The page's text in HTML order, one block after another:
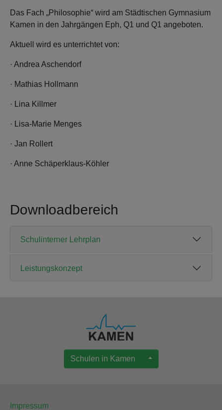
Das Fach „Philosophie“ wird am Städtischen Gymnasium
Kamen in den Jahrgängen Eph, Q1 und Q1 angeboten.
Aktuell wird es unterrichtet von:
· Andrea Aschendorf
· Mathias Hollmann
· Lina Killmer
· Lisa-Marie Menges
· Jan Rollert
· Anne Schäperklaus-Köhler
Downloadbereich
Schulinterner Lehrplan
Leistungskonzept
Schulen in Kamen
Impressum